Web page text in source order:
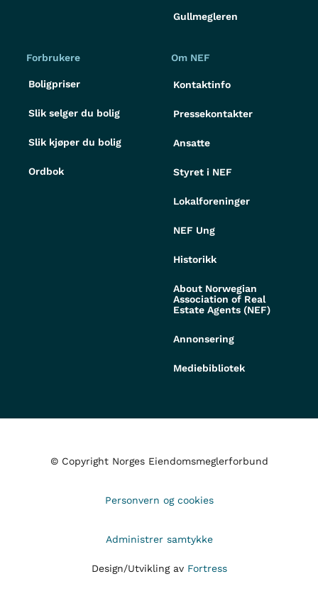
Gullmegleren
Forbrukere
Boligpriser
Slik selger du bolig
Slik kjøper du bolig
Ordbok
Om NEF
Kontaktinfo
Pressekontakter
Ansatte
Styret i NEF
Lokalforeninger
NEF Ung
Historikk
About Norwegian
Association of Real
Estate Agents (NEF)
Annonsering
Mediebibliotek
© Copyright Norges Eiendomsmeglerforbund
Personvern og cookies
Administrer samtykke
Design/Utvikling av Fortress